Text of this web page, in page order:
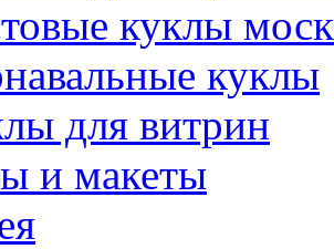
куклы
куклы
для витрин
и макеты